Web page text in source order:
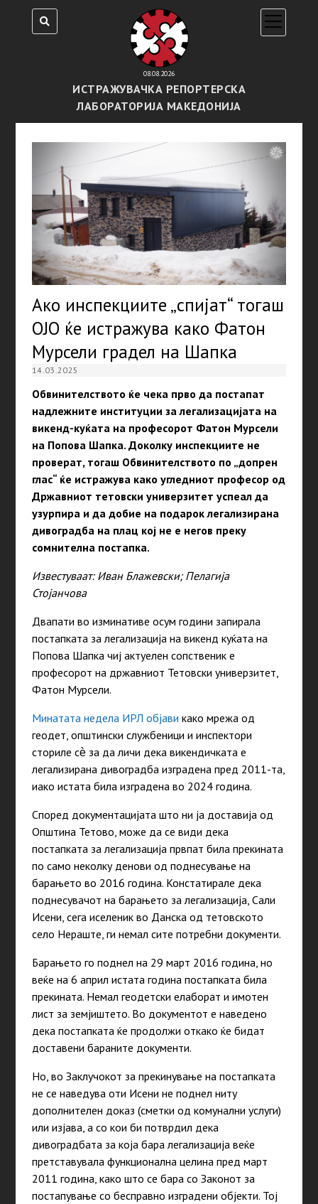
08.08.2026
ИСТРАЖУВАЧКА РЕПОРТЕРСКА
ЛАБОРАТОРИЈА МАКЕДОНИЈА
open
menu
Ако инспекциите „спијат“ тогаш
ОЈО ќе истражува како Фатон
Мурсели градел на Шапка
14.03.2025
Обвинителството ќе чека прво да постапат
надлежните институции за легализацијата на
викенд-куќата на професорот Фатон Мурсели
на Попова Шапка. Доколку инспекциите не
проверат, тогаш Обвинителството по „допрен
глас“ ќе истражува како угледниот професор од
Државниот тетовски универзитет успеал да
узурпира и да добие на подарок легализирана
дивоградба на плац кој не е негов преку
сомнителна постапка.
Известуваат: Иван Блажевски; Пелагија
Стојанчова
Двапати во изминативе осум години запирала
постапката за легализација на викенд куќата на
Попова Шапка чиј актуелен сопственик е
професорот на државниот Тетовски универзитет,
Фатон Мурсели.
Минатата недела ИРЛ објави како мрежа од
геодет, општински службеници и инспектори
сториле сѐ за да личи дека викендичката е
легализирана дивоградба изградена пред 2011-та,
иако истата била изградена во 2024 година.
Според документацијата што ни ја доставија од
Општина Тетово, може да се види дека
постапката за легализација првпат била прекината
по само неколку денови од поднесување на
барањето во 2016 година. Констатирале дека
поднесувачот на барањето за легализација, Сали
Исени, сега иселеник во Данска од тетовското
село Нераште, ги немал сите потребни документи.
Барањето го поднел на 29 март 2016 година, но
веќе на 6 април истата година постапката била
прекината. Немал геодетски елаборат и имотен
лист за земјиштето. Во документот е наведено
дека постапката ќе продолжи откако ќе бидат
доставени бараните документи.
Но, во Заклучокот за прекинување на постапката
не се наведува оти Исени не поднел ниту
дополнителен доказ (сметки од комунални услуги)
или изјава, а со кои би потврдил дека
дивоградбата за која бара легализација веќе
претставувала функционална целина пред март
2011 година, како што се бара со Законот за
постапување со бесправно изградени објекти. Тој